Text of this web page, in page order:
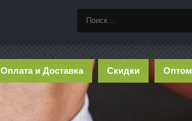
Оплата и Доставка Скидки Оптом